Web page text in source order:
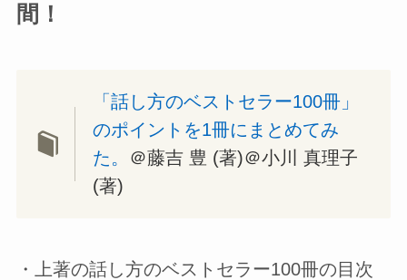
間！
「話し方のベストセラー100冊」
のポイントを1冊にまとめてみ
た。
＠藤吉 豊 (著)＠小川 真理子
(著)
・上著の話し方のベストセラー100冊の目次